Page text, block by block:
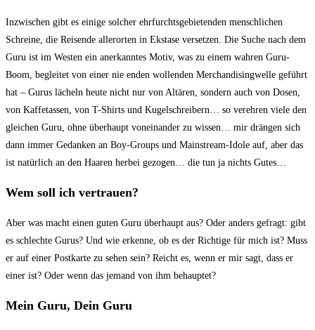
Inzwischen gibt es einige solcher ehrfurchtsgebietenden menschlichen
Schreine, die Reisende allerorten in Ekstase versetzen. Die Suche nach dem
Guru ist im Westen ein anerkanntes Motiv, was zu einem wahren Guru-
Boom, begleitet von einer nie enden wollenden Merchandisingwelle geführt
hat – Gurus lächeln heute nicht nur von Altären, sondern auch von Dosen,
von Kaffetassen, von T-Shirts und Kugelschreibern… so verehren viele den
gleichen Guru, ohne überhaupt voneinander zu wissen… mir drängen sich
dann immer Gedanken an Boy-Groups und Mainstream-Idole auf, aber das
ist natürlich an den Haaren herbei gezogen… die tun ja nichts Gutes…
Wem soll ich vertrauen?
Aber was macht einen guten Guru überhaupt aus? Oder anders gefragt: gibt
es schlechte Gurus? Und wie erkenne, ob es der Richtige für mich ist? Muss
er auf einer Postkarte zu sehen sein? Reicht es, wenn er mir sagt, dass er
einer ist? Oder wenn das jemand von ihm behauptet?
Mein Guru, Dein Guru